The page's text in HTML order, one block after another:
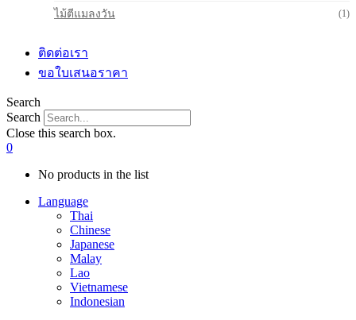
ไม้ตีแมลงวัน (1)
ติดต่อเรา
ขอใบเสนอราคา
Search
Search
Close this search box.
0
No products in the list
Language
Thai
Chinese
Japanese
Malay
Lao
Vietnamese
Indonesian